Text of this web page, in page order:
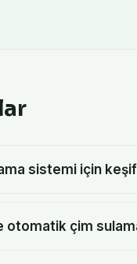
sistemi için
otomatik çim